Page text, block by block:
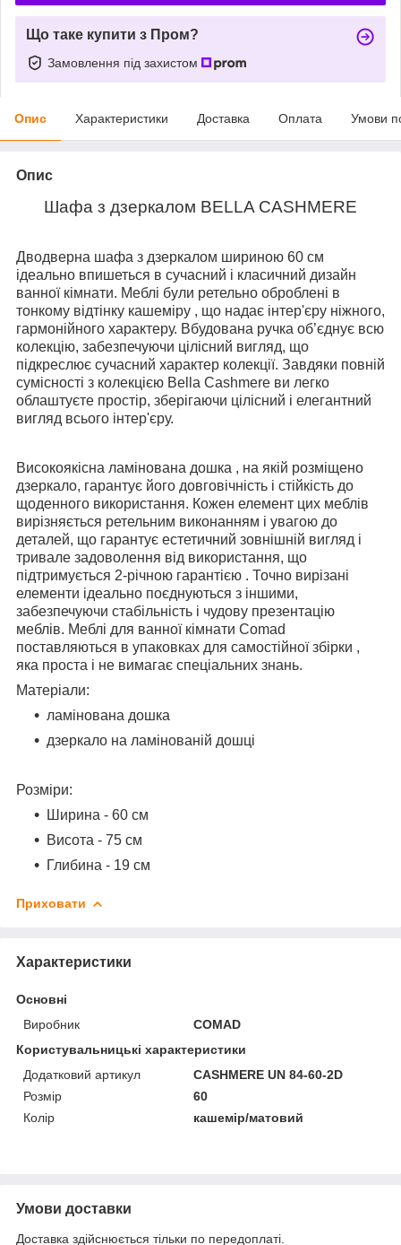
Що таке купити з Пром?
Замовлення під захистом
Опис Характеристики Доставка Оплата Умови
Опис
Шафа з дзеркалом BELLA CASHMERE
Дводверна шафа з дзеркалом шириною 60 см
ідеально впишеться в сучасний і класичний дизайн
ванної кімнати. Меблі були ретельно оброблені в
тонкому відтінку кашеміру , що надає інтер'єру ніжного,
гармонійного характеру. Вбудована ручка об’єднує всю
колекцію, забезпечуючи цілісний вигляд, що
підкреслює сучасний характер колекції. Завдяки повній
сумісності з колекцією Bella Cashmere ви легко
облаштуєте простір, зберігаючи цілісний і елегантний
вигляд всього інтер'єру.
Високоякісна ламінована дошка , на якій розміщено
дзеркало, гарантує його довговічність і стійкість до
щоденного використання. Кожен елемент цих меблів
вирізняється ретельним виконанням і увагою до
деталей, що гарантує естетичний зовнішній вигляд і
тривале задоволення від використання, що
підтримується 2-річною гарантією . Точно вирізані
елементи ідеально поєднуються з іншими,
забезпечуючи стабільність і чудову презентацію
меблів. Меблі для ванної кімнати Comad
поставляються в упаковках для самостійної збірки ,
яка проста і не вимагає спеціальних знань.
Матеріали:
ламінована дошка
дзеркало на ламінованій дошці
Розміри:
Ширина - 60 см
Висота - 75 см
Глибина - 19 см
Приховати
Характеристики
Основні
Виробник
COMAD
Користувальницькі характеристики
Додатковий артикул
CASHMERE UN 84-60-2D
Розмір
60
Колір
кашемір/матовий
Умови доставки
Доставка здійснюється тільки по передоплаті.